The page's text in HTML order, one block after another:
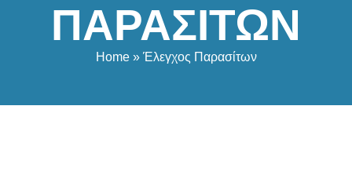
ΠΑΡΑΣΙΤΩΝ
Home » Έλεγχος Παρασίτων